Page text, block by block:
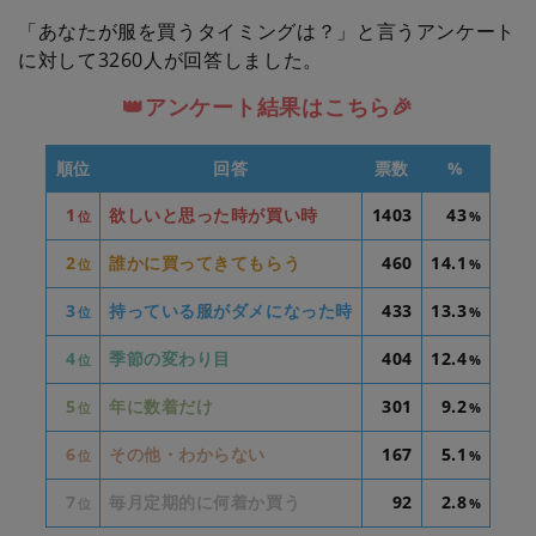
「あなたが服を買うタイミングは？」と言うアンケート
に対して3260人が回答しました。
👑アンケート結果はこちら🎉
順位 回答 票数 %
1 位 欲しいと思った時が買い時 1403 43%
2位 誰かに買ってきてもらう 460 14.1 %
3位 持っている服がダメになった時 433 13.3%
4位 季節の変わり目 404 12.4%
5 位 年に数着だけ 301 9.2%
6位 その他・わからない 167 5.1 %
7 位 毎月定期的に何着か買う 92 2.8%